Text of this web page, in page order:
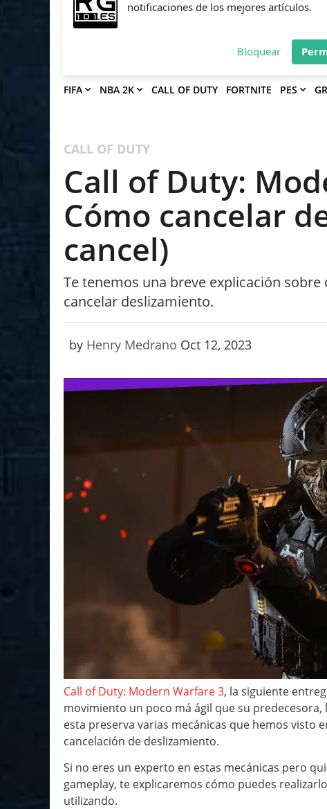
FIFA NBA 2K CALL OF DUTY FORTNITE PES
CALL OF DUTY
Call of Duty:
Cómo cancelar
cancel)
Te tenemos una breve explicación
cancelar deslizamiento.
by Henry Medrano Oct 12, 2023
Call of Duty: Modern Warfare 3, la siguiente
movimiento un poco má ágil que su
esta preserva varias mecánicas que hemos visto
cancelación de deslizamiento.
Si no eres un experto en estas mecánicas pero
gameplay, te explicaremos cómo puedes
utilizando.